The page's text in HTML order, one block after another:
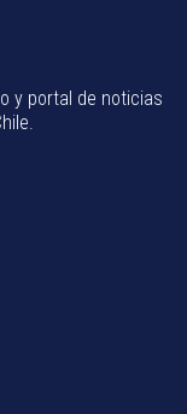
y portal de noticias